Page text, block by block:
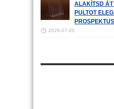
ALAKÍTSD
PULTOT
2026-07-20